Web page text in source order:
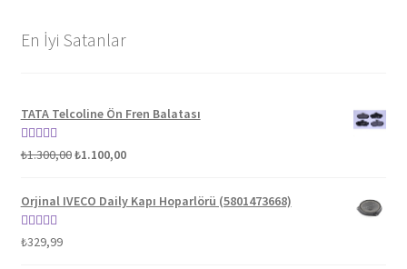
En İyi Satanlar
TATA Telcoline Ön Fren Balatası
5 üzerinden
₺1.300,00Orijinal
₺1.300,00.
₺1.100,00Şu
fiyat:
₺1.100,00.
Orjinal IVECO Daily Kapı Hoparlörü (5801473668)
5 üzerinden
₺329,99